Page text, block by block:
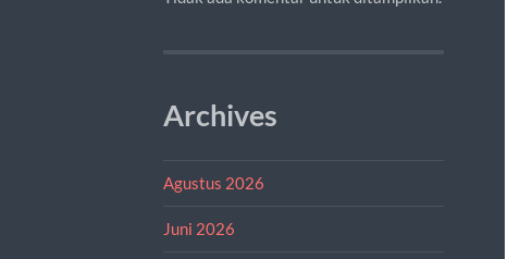
Archives
Agustus 2026
Juni 2026